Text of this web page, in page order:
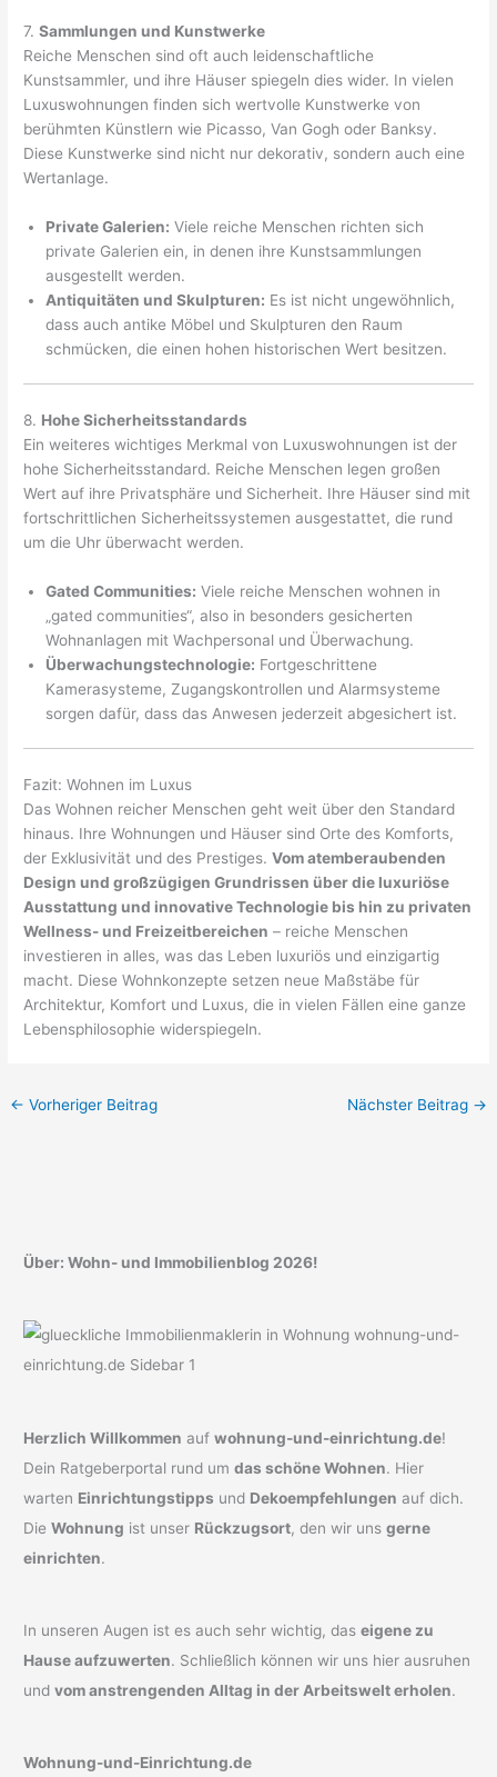
7.Sammlungen und Kunstwerke
Reiche Menschen sind oft auch leidenschaftliche
Kunstsammler, und ihre Häuser spiegeln dies wider. In vielen
Luxuswohnungen finden sich wertvolle Kunstwerke von
berühmten Künstlern wie Picasso, Van Gogh oder Banksy.
Diese Kunstwerke sind nicht nur dekorativ, sondern auch eine
Wertanlage.
Private Galerien: Viele reiche Menschen richten sich
private Galerien ein, in denen ihre Kunstsammlungen
ausgestellt werden.
Antiquitäten und Skulpturen: Es ist nicht ungewöhnlich,
dass auch antike Möbel und Skulpturen den Raum
schmücken, die einen hohen historischen Wert besitzen.
8. Hohe Sicherheitsstandards
Ein weiteres wichtiges Merkmal von Luxuswohnungen ist der
hohe Sicherheitsstandard. Reiche Menschen legen großen
Wert auf ihre Privatsphäre und Sicherheit. Ihre Häuser sind mit
fortschrittlichen Sicherheitssystemen ausgestattet, die rund
um die Uhr überwacht werden.
Gated Communities: Viele reiche Menschen wohnen in
„gated communities“, also in besonders gesicherten
Wohnanlagen mit Wachpersonal und Überwachung.
Überwachungstechnologie: Fortgeschrittene
Kamerasysteme, Zugangskontrollen und Alarmsysteme
sorgen dafür, dass das Anwesen jederzeit abgesichert ist.
Fazit: Wohnen im Luxus
Das Wohnen reicher Menschen geht weit über den Standard
hinaus. Ihre Wohnungen und Häuser sind Orte des Komforts,
der Exklusivität und des Prestiges.Vom atemberaubenden
Design und großzügigen Grundrissen über die luxuriöse
Ausstattung und innovative Technologie bis hin zu privaten
Wellness- und Freizeitbereichen – reiche Menschen
investieren in alles, was das Leben luxuriös und einzigartig
macht. Diese Wohnkonzepte setzen neue Maßstäbe für
Architektur, Komfort und Luxus, die in vielen Fällen eine ganze
Lebensphilosophie widerspiegeln.
← Vorheriger Beitrag Nächster Beitrag →
Über: Wohn- und Immobilienblog 2026!
Herzlich Willkommen aufwohnung-und-einrichtung.de!
Dein Ratgeberportal rund umdas schöne Wohnen. Hier
warten Einrichtungstipps und Dekoempfehlungen auf dich.
DieWohnung ist unser Rückzugsort, den wir unsgerne
einrichten.
In unseren Augen ist es auch sehr wichtig, daseigene zu
Hause aufzuwerten. Schließlich können wir uns hier ausruhen
undvom anstrengenden Alltag in der Arbeitswelt erholen.
Wohnung-und-Einrichtung.de